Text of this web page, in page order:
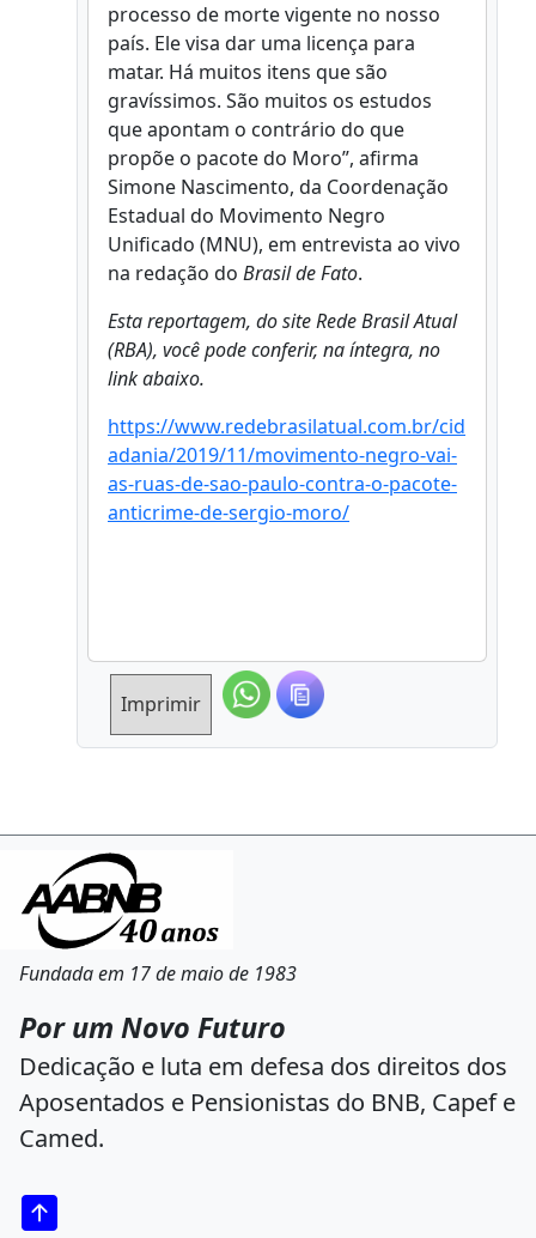
processo de morte vigente no nosso
país. Ele visa dar uma licença para
matar. Há muitos itens que são
gravíssimos. São muitos os estudos
que apontam o contrário do que
propõe o pacote do Moro”, afirma
Simone Nascimento, da Coordenação
Estadual do Movimento Negro
Unificado (MNU), em entrevista ao vivo
na redação do Brasil de Fato.
Esta reportagem, do site Rede Brasil Atual
(RBA), você pode conferir, na íntegra, no
link abaixo.
https://www.redebrasilatual.com.br/cid
adania/2019/11/movimento-negro-vai-
as-ruas-de-sao-paulo-contra-o-pacote-
anticrime-de-sergio-moro/
Imprimir
Fundada em 17 de maio de 1983
Por um Novo Futuro
Dedicação e luta em defesa dos direitos dos
Aposentados e Pensionistas do BNB, Capef e
Camed.